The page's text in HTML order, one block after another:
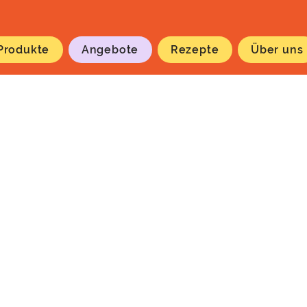
Angebote Rezepte Über uns